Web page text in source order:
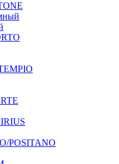
POSITANO